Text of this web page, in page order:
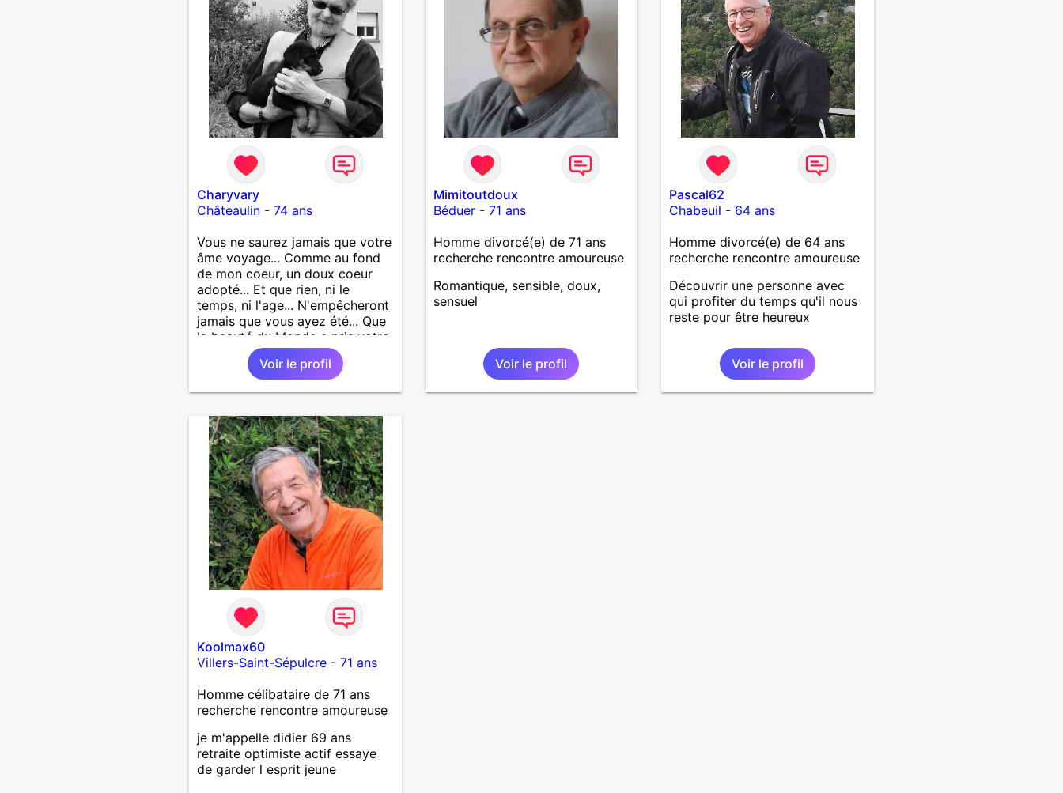
Charyvary
Châteaulin- 74 ans
Vous ne saurez jamais que votre
âme voyage... Comme au fond
de mon coeur, un doux coeur
adopté... Et que rien, ni le
temps, ni l'age... N'empêcheront
jamais que vous ayez été... Que
la beauté du Monde a pris votre
visage... Vous ne saurez jamais
que j’emporte votre âme...
Comme une lampe d’or qui
Voir le profil
Mimitoutdoux
Béduer- 71 ans
Homme divorcé(e) de 71 ans
recherche rencontre amoureuse
Romantique, sensible, doux,
sensuel
Voir le profil
Pascal62
Chabeuil - 64 ans
Homme divorcé(e) de 64 ans
recherche rencontre amoureuse
Découvrir une personne avec
qui profiter du temps qu'il nous
reste pour être heureux
Voir le profil
Koolmax60
Villers-Saint-Sépulcre- 71 ans
Homme célibataire de 71 ans
recherche rencontre amoureuse
je m'appelle didier 69 ans
retraite optimiste actif essaye
de garder l esprit jeune